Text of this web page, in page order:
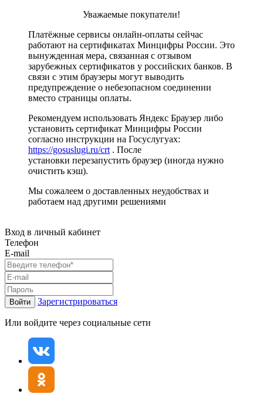
Уважаемые покупатели!
Платёжные сервисы онлайн-оплаты сейчас
работают на сертификатах Минцифры России. Это
вынужденная мера, связанная с отзывом
зарубежных сертификатов у российских банков. В
связи с этим браузеры могут выводить
предупреждение о небезопасном соединении
вместо страницы оплаты.
Рекомендуем использовать Яндекс Браузер либо
установить сертификат Минцифры России
согласно инструкции на Госуслугуах:
https://gosuslugi.ru/crt . После
установки перезапустить браузер (иногда нужно
очистить кэш).
Мы сожалеем о доставленных неудобствах и
работаем над другими решениями
Вход в личный кабинет
Телефон
E-mail
Войти Зарегистрироваться
Или войдите через социальные сети